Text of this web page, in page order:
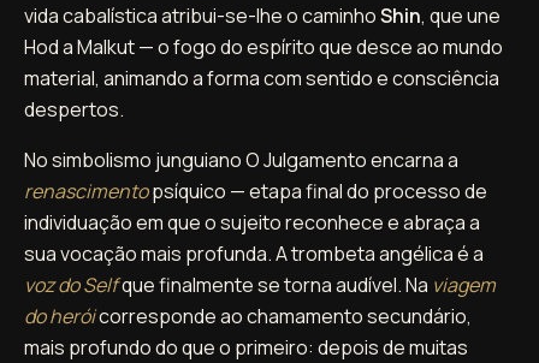
vida cabalística atribui-se-lhe o caminhoShin, que une
Hod a Malkut — o fogo do espírito que desce ao mundo
material, animando a forma com sentido e consciência
despertos.
No simbolismo junguiano O Julgamento encarna a
renascimentopsíquico — etapa final do processo de
individuação em que o sujeito reconhece e abraça a
sua vocação mais profunda. A trombeta angélica é a
voz do Selfque finalmente se torna audível. Na viagem
do heróicorresponde ao chamamento secundário,
mais profundo do que o primeiro: depois de muitas